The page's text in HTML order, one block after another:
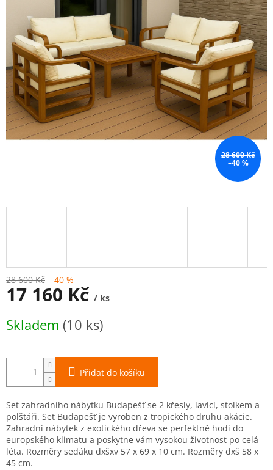
28 600 Kč
–40 %
28 600 Kč –40 %
17 160 Kč / ks
cena:
Skladem (10 ks)
Přidat do košíku
Set zahradního nábytku Budapešť se 2 křesly, lavicí, stolkem a
polštáři. Set Budapešť je vyroben z tropického druhu akácie.
Zahradní nábytek z exotického dřeva se perfektně hodí do
europského klimatu a poskytne vám vysokou životnost po celá
léta. Rozměry sedáku dxšxv 57 x 69 x 10 cm. Rozměry dxš 58 x
45 cm.